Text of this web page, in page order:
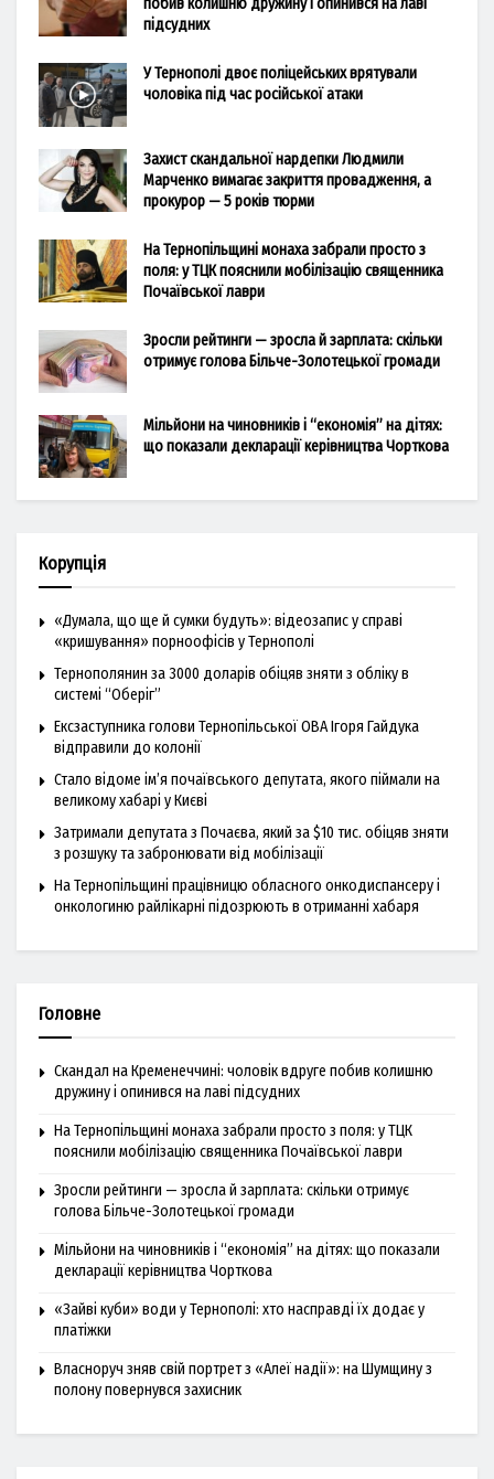
побив колишню дружину і опинився на лаві
підсудних
У Тернополі двоє поліцейських врятували
чоловіка під час російської атаки
Захист скандальної нардепки Людмили
Марченко вимагає закриття провадження, а
прокурор — 5 років тюрми
На Тернопільщині монаха забрали просто з
поля: у ТЦК пояснили мобілізацію священника
Почаївської лаври
Зросли рейтинги — зросла й зарплата: скільки
отримує голова Більче-Золотецької громади
Мільйони на чиновників і “економія” на дітях:
що показали декларації керівництва Чорткова
Корупція
«Думала, що ще й сумки будуть»: відеозапис у справі
«кришування» порноофісів у Тернополі
Тернополянин за 3000 доларів обіцяв зняти з обліку в
системі “Оберіг”
Ексзаступника голови Тернопільської ОВА Ігоря Гайдука
відправили до колонії
Стало відоме ім’я почаївського депутата, якого піймали на
великому хабарі у Києві
Затримали депутата з Почаєва, який за $10 тис. обіцяв зняти
з розшуку та забронювати від мобілізації
На Тернопільщині працівницю обласного онкодиспансеру і
онкологиню райлікарні підозрюють в отриманні хабаря
Головне
Скандал на Кременеччині: чоловік вдруге побив колишню
дружину і опинився на лаві підсудних
На Тернопільщині монаха забрали просто з поля: у ТЦК
пояснили мобілізацію священника Почаївської лаври
Зросли рейтинги — зросла й зарплата: скільки отримує
голова Більче-Золотецької громади
Мільйони на чиновників і “економія” на дітях: що показали
декларації керівництва Чорткова
«Зайві куби» води у Тернополі: хто насправді їх додає у
платіжки
Власноруч зняв свій портрет з «Алеї надії»: на Шумщину з
полону повернувся захисник